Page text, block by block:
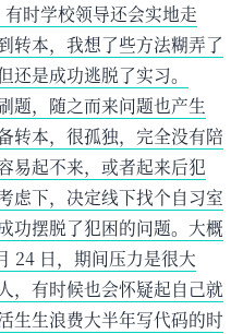
时学校领导还会实地走
转本，我想了些方法糊弄了
是成功逃脱了实习。
题，随之而来问题也产生
转本，很孤独，完全没有陪
易起不来，或者起来后犯
虑下，决定线下找个自习室
功摆脱了犯困的问题。大概
24 日，期间压力是很大
，有时候也会怀疑起自己就
生生浪费大半年写代码的时